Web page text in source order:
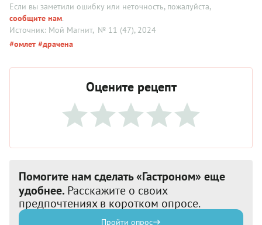
Если вы заметили ошибку или неточность, пожалуйста,
сообщите нам.
Источник: Мой Магнит, № 11 (47), 2024
#омлет #драчена
Оцените рецепт
Помогите нам сделать «Гастроном» еще
удобнее. Расскажите о своих
предпочтениях в коротком опросе.
Пройти опрос